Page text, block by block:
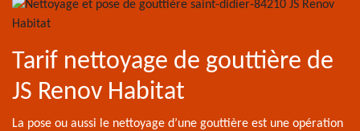
Tarif nettoyage de gouttière de
JS Renov Habitat
La pose ou aussi le nettoyage d’une gouttière est une opération